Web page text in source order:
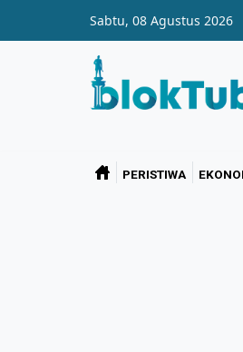
Sabtu, 08 Agustus 2026
PERISTIWA